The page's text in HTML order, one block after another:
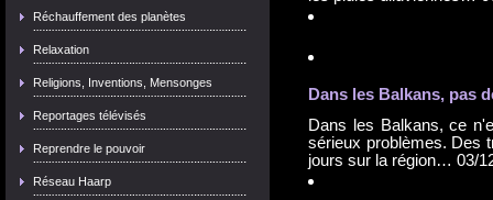
Réchauffement des planètes
Relaxation
Religions, Inventions, Mensonges
Reportages télévisés
Reprendre le pouvoir
Réseau Haarp
Dans les Balkans, pas
Dans les Balkans, ce
sérieux problèmes. Des
jours sur la région… 03/